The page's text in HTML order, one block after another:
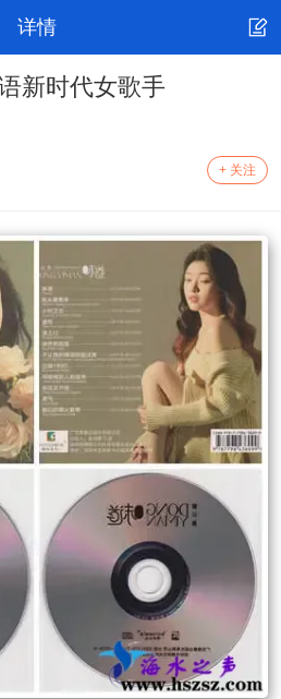
详情
新时代女歌手
+ 关注